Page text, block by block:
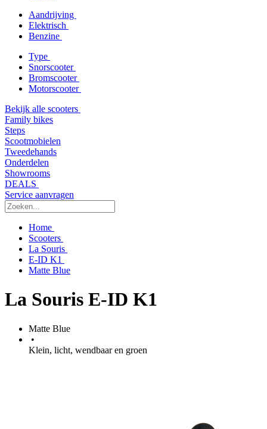
Aandrijving
Elektrisch
Benzine
Type
Snorscooter
Bromscooter
Motorscooter
Bekijk alle scooters
Family bikes
Steps
Scootmobielen
Tweedehands
Onderdelen
Showrooms
DEALS
Service aanvragen
Home
Scooters
La Souris
E-ID K1
Matte Blue
La Souris E-ID K1
Matte Blue
•
Klein, licht, wendbaar en groen